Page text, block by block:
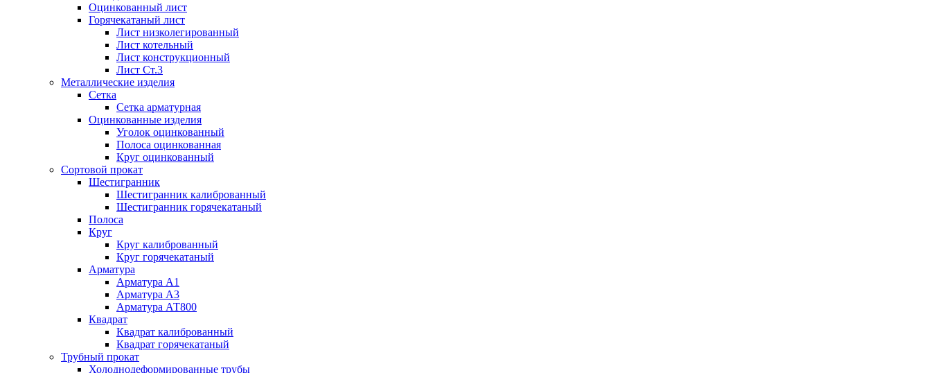
Оцинкованный лист
Горячекатаный лист
Лист низколегированный
Лист котельный
Лист конструкционный
Лист Ст.3
Металлические изделия
Сетка
Сетка арматурная
Оцинкованные изделия
Уголок оцинкованный
Полоса оцинкованная
Круг оцинкованный
Сортовой прокат
Шестигранник
Шестигранник калиброванный
Шестигранник горячекатаный
Полоса
Круг
Круг калиброванный
Круг горячекатаный
Арматура
Арматура А1
Арматура А3
Арматура АТ800
Квадрат
Квадрат калиброванный
Квадрат горячекатаный
Трубный прокат
Холоднодеформированные трубы